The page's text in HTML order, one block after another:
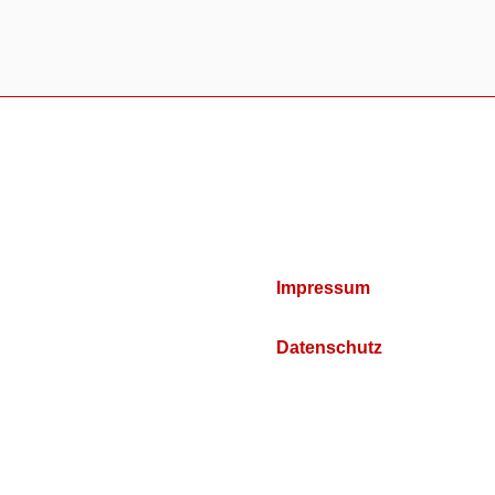
Impressum
Datenschutz